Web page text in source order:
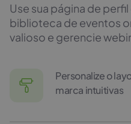
Use sua página de
biblioteca de eventos
valioso e gerencie
Personalize o
marca intuitivas